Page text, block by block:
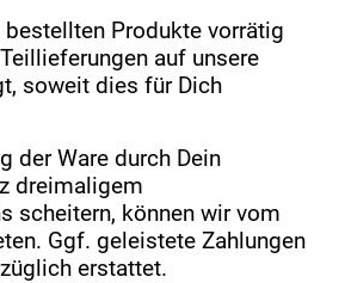
Produkte vorrätig
auf unsere
soweit dies für Dich
der Ware durch Dein
dreimaligem
scheitern, können wir vom
Ggf. geleistete Zahlungen
erstattet.